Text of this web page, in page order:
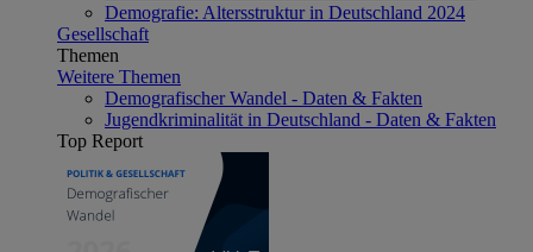
Demografie: Altersstruktur in Deutschland 2024
Gesellschaft
Themen
Weitere Themen
Demografischer Wandel - Daten & Fakten
Jugendkriminalität in Deutschland - Daten & Fakten
Top Report